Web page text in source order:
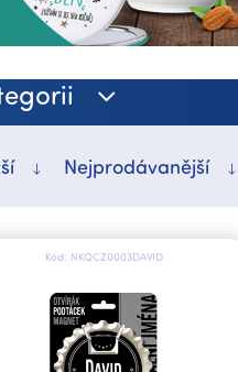
Nejprodávanější
Kód: NKQCZ0003DAVID